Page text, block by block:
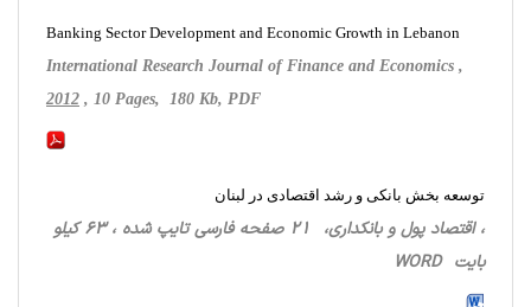
Banking Sector Development and Economic Growth in Lebanon
International Research Journal of Finance and Economics ,
2012 , 10 Pages, 180 Kb, PDF
توسعه بخش بانکی و رشد اقتصادی در لبنان
، اقتصاد پول و بانکداری، 21 صفحه فارسی تایپ شده ، 63 کیلو
بایت WORD